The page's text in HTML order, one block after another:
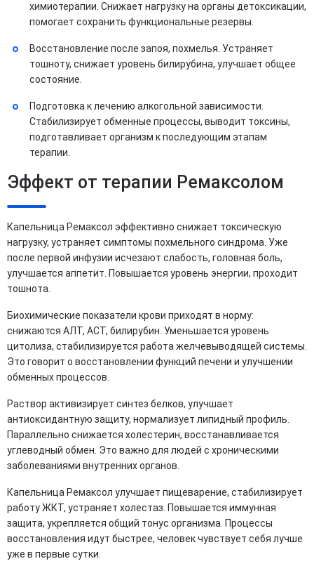
химиотерапии. Снижает нагрузку на органы детоксикации,
помогает сохранить функциональные резервы.
Восстановление после запоя, похмелья. Устраняет
тошноту, снижает уровень билирубина, улучшает общее
состояние.
Подготовка к лечению алкогольной зависимости.
Стабилизирует обменные процессы, выводит токсины,
подготавливает организм к последующим этапам
терапии.
Эффект от терапии Ремаксолом
Капельница Ремаксол эффективно снижает токсическую
нагрузку, устраняет симптомы похмельного синдрома. Уже
после первой инфузии исчезают слабость, головная боль,
улучшается аппетит. Повышается уровень энергии, проходит
тошнота.
Биохимические показатели крови приходят в норму:
снижаются АЛТ, АСТ, билирубин. Уменьшается уровень
цитолиза, стабилизируется работа желчевыводящей системы.
Это говорит о восстановлении функций печени и улучшении
обменных процессов.
Раствор активизирует синтез белков, улучшает
антиоксидантную защиту, нормализует липидный профиль.
Параллельно снижается холестерин, восстанавливается
углеводный обмен. Это важно для людей с хроническими
заболеваниями внутренних органов.
Капельница Ремаксол улучшает пищеварение, стабилизирует
работу ЖКТ, устраняет холестаз. Повышается иммунная
защита, укрепляется общий тонус организма. Процессы
восстановления идут быстрее, человек чувствует себя лучше
уже в первые сутки.